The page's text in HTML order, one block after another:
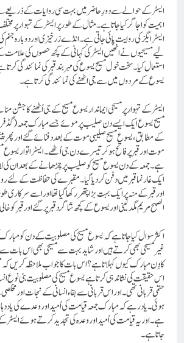
ایسٹر کے حوالے سے دورِ حاضر میں بہت سی روایات کے
اہمیت کو اجاگر کیا جاتا ہے۔ مثال کے طور پر ایسٹر کے تہوار پر
ایسٹر ایگز کی روایت پائی جاتی ہے۔انڈے زرخیزی اور دوبارہ
لیے مسیحیوں نے انھیں ایسٹر کی کہانی کے کچھ حصوں کی
استعمال کیا۔ سخت خول مسیح یسوع کی مہر بند قبر کی نمائندگی کرتا
یسوع کے مردوں میں سے جی اٹھنے کی نمائندگی کرتا ہے۔
ایسٹر کے تہوار پر مسیحی ایماندار یسوع مسیح کے جی اُٹھنے کا جشن
مسیح یسوع ایک ایسے دن صلیب پر موئے جسے مبارک جمعہ(گڈ
کے مطابق، یسوع مسیح صلیبی موت کے بعد دفنائے گئے اور
موت اور قبر پر فاتح ہو کر تیسرے دن جی اُٹھے۔ ایسٹر اتوار
ہے۔ جمعہ کے دن یسوع مسیح کو صلیب پر چڑھانے کے بعد ان کی
ایک غار نماقبرمیں دفن کر دیا گیا۔ مقبرے کی حفاظت کے لئے
اور قبر کے منہ پر ایک بہت بڑا پتھر رکھا گیا تھا اور اسے سرکاری
الصبح مریم مگدلینی اور یسوع کے کچھ شاگرد قبر پر گئے اور قبر کو
اکثر سوال کیا جاتا ہے کہ یسوع مسیح کی مصلوبیت کے دن کو
غیر مسیحی بھی کرتے ہیں اور شاید بہت سے مسیحی بھی اس بات
کا دِن مبارک کیوں کہلاتا ہے؟اس بات کا جواب ملاحظہ کریں
اس حقیقت کی نشاندہی کرتا ہے یسوع مسیح کی مصلوبیت بنی
حتمی قربانی تھی۔ اور اس قربانی سے بقاءانسانی کے نجات اور
ہوئی۔ یاد رہے کہ مبارک جمعہ قیامت کی اُمید اور وعدے کی یاد
ہے۔ اور یہ قیامت کی اُمید اور وعدہ کی تجدید کرتے ہوئے ایسٹر
جاتا ہے۔